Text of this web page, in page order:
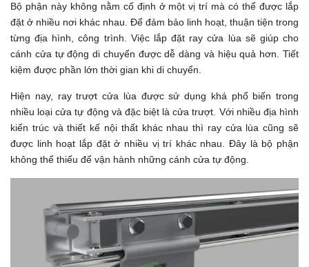
Bộ phận này không nằm cố định ở một vị trí mà có thể được lắp
đặt ở nhiều nơi khác nhau. Để đảm bảo linh hoạt, thuận tiện trong
từng địa hình, công trình. Việc lắp đặt ray cửa lùa sẽ giúp cho
cánh cửa tự động di chuyển được dễ dàng và hiệu quả hơn. Tiết
kiệm được phần lớn thời gian khi di chuyển.
Hiện nay, ray trượt cửa lùa được sử dụng khá phổ biến trong
nhiều loại cửa tự động và đặc biệt là cửa trượt. Với nhiều địa hình
kiến trúc và thiết kế nội thất khác nhau thì ray cửa lùa cũng sẽ
được linh hoạt lắp đặt ở nhiều vị trí khác nhau. Đây là bộ phận
không thể thiếu để vận hành những cánh cửa tự động.